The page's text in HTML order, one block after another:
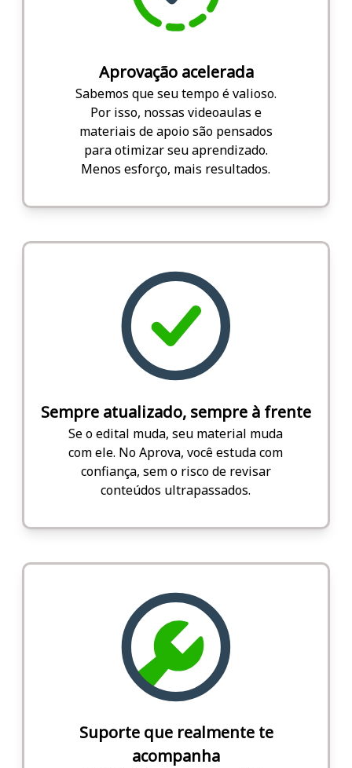
Aprovação acelerada
Sabemos que seu tempo é valioso.
Por isso, nossas videoaulas e
materiais de apoio são pensados
para otimizar seu aprendizado.
Menos esforço, mais resultados.
Sempre atualizado, sempre à frente
Se o edital muda, seu material muda
com ele. No Aprova, você estuda com
confiança, sem o risco de revisar
conteúdos ultrapassados.
Suporte que realmente te
acompanha